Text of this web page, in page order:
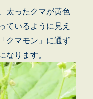
太ったクマが黄色
ているように見え
クマモン」に通ず
なります。